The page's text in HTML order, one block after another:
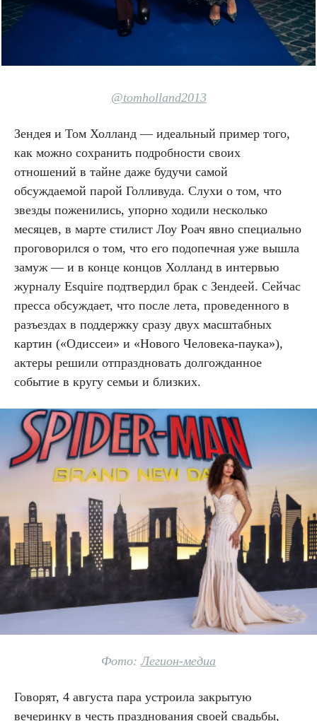
@tomholland2013
Зендея и Том Холланд — идеальный пример того,
как можно сохранить подробности своих
отношений в тайне даже будучи самой
обсуждаемой парой Голливуда. Слухи о том, что
звезды поженились, упорно ходили несколько
месяцев, в марте стилист Лоу Роач явно специально
проговорился о том, что его подопечная уже вышла
замуж — и в конце концов Холланд в интервью
журналу Esquire подтвердил брак с Зендеей. Сейчас
пресса обсуждает, что после лета, проведенного в
разъездах в поддержку сразу двух масштабных
картин («Одиссеи» и «Нового Человека-паука»),
актеры решили отпраздновать долгожданное
событие в кругу семьи и близких.
Фото:Легион-медиа
Говорят, 4 августа пара устроила закрытую
вечеринку в честь празднования своей свадьбы,